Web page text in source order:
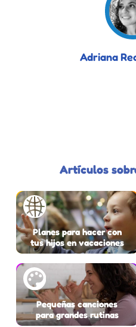
Adriana
Artículos
Planes para hacer con
tus hijos en vacaciones
Pequeñas canciones
para grandes rutinas